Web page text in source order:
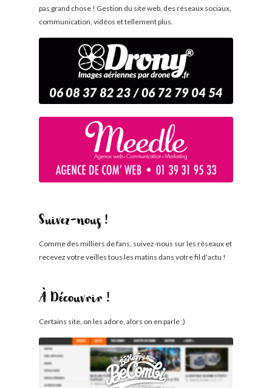
pas grand chose ! Gestion du site web, des réseaux sociaux,
communication, vidéos et tellement plus.
Suivez-nous !
Comme des milliers de fans, suivez-nous sur les réseaux et
recevez votre veilles tous les matins dans votre fil d'actu !
À Découvrir !
Certains site, on les adore, alors on en parle ;)